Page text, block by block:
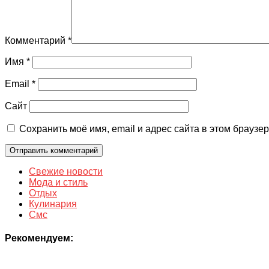
Комментарий *
Имя *
Email *
Сайт
Сохранить моё имя, email и адрес сайта в этом
Свежие новости
Мода и стиль
Отдых
Кулинария
Смс
Рекомендуем: